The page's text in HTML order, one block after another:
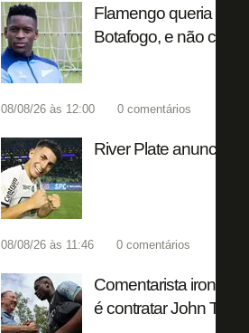
Flamengo queria
Botafogo, e não
08/08/26 às 12:00 0 comentários
River Plate anuncia
08/08/26 às 11:46 0 comentários
Comentarista ironiza
é contratar John